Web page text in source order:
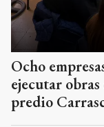
Ocho
ejecutar
predio